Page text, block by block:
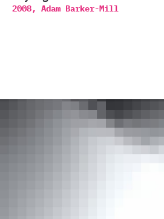
2008, Adam Barker-Mill